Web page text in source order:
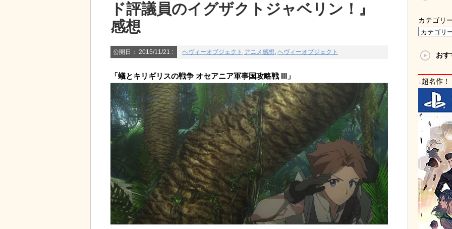
ド評議員のイグザクトジャベリン！』
感想
公開日： 2015/11/21 : ヘヴィーオブジェクト アニメ感想, ヘヴィーオブジェクト
「蟻とキリギリスの戦争 オセアニア軍事国攻略戦 III」
カテゴリ
お
↓超名作！